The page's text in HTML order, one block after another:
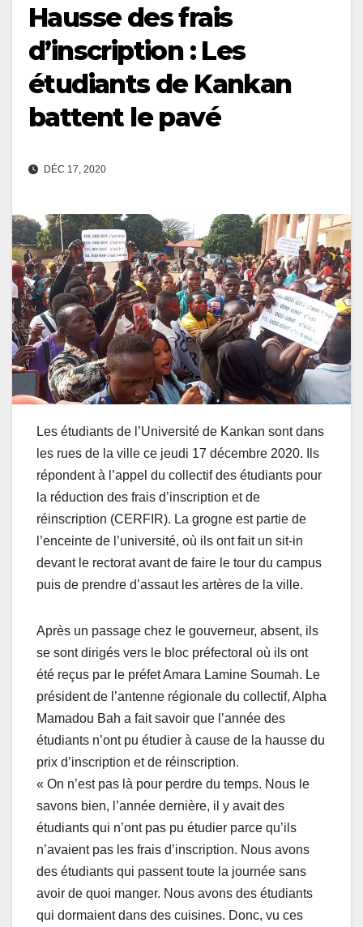
Hausse des frais
d’inscription : Les
étudiants de Kankan
battent le pavé
DÉC 17, 2020
Les étudiants de l’Université de Kankan sont dans
les rues de la ville ce jeudi 17 décembre 2020. Ils
répondent à l’appel du collectif des étudiants pour
la réduction des frais d’inscription et de
réinscription (CERFIR). La grogne est partie de
l’enceinte de l’université, où ils ont fait un sit-in
devant le rectorat avant de faire le tour du campus
puis de prendre d’assaut les artères de la ville.
Après un passage chez le gouverneur, absent, ils
se sont dirigés vers le bloc préfectoral où ils ont
été reçus par le préfet Amara Lamine Soumah. Le
président de l’antenne régionale du collectif, Alpha
Mamadou Bah a fait savoir que l’année des
étudiants n’ont pu étudier à cause de la hausse du
prix d’inscription et de réinscription.
« On n’est pas là pour perdre du temps. Nous le
savons bien, l’année dernière, il y avait des
étudiants qui n’ont pas pu étudier parce qu’ils
n’avaient pas les frais d’inscription. Nous avons
des étudiants qui passent toute la journée sans
avoir de quoi manger. Nous avons des étudiants
qui dormaient dans des cuisines. Donc, vu ces